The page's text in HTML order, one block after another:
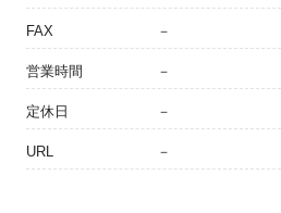
FAX －
営業時間 －
定休日 －
URL －